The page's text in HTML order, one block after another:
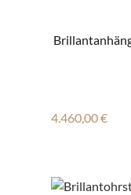
Regulärer
4.460,00 €